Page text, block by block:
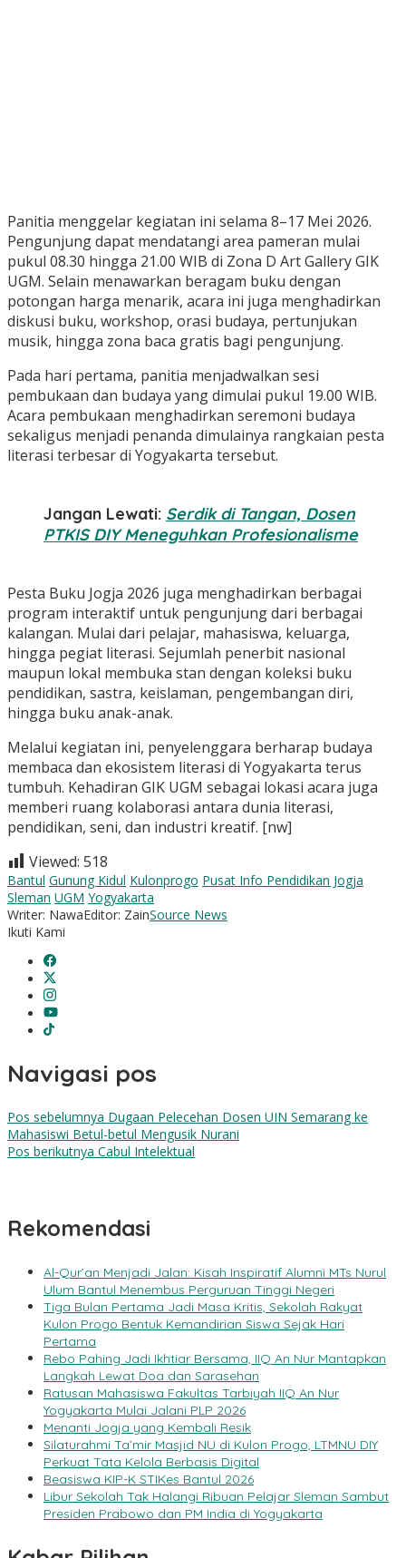
Panitia menggelar kegiatan ini selama 8–17 Mei 2026.
Pengunjung dapat mendatangi area pameran mulai
pukul 08.30 hingga 21.00 WIB di Zona D Art Gallery GIK
UGM. Selain menawarkan beragam buku dengan
potongan harga menarik, acara ini juga menghadirkan
diskusi buku, workshop, orasi budaya, pertunjukan
musik, hingga zona baca gratis bagi pengunjung.
Pada hari pertama, panitia menjadwalkan sesi
pembukaan dan budaya yang dimulai pukul 19.00 WIB.
Acara pembukaan menghadirkan seremoni budaya
sekaligus menjadi penanda dimulainya rangkaian pesta
literasi terbesar di Yogyakarta tersebut.
Jangan Lewati: Serdik di Tangan, Dosen
PTKIS DIY Meneguhkan Profesionalisme
Pesta Buku Jogja 2026 juga menghadirkan berbagai
program interaktif untuk pengunjung dari berbagai
kalangan. Mulai dari pelajar, mahasiswa, keluarga,
hingga pegiat literasi. Sejumlah penerbit nasional
maupun lokal membuka stan dengan koleksi buku
pendidikan, sastra, keislaman, pengembangan diri,
hingga buku anak-anak.
Melalui kegiatan ini, penyelenggara berharap budaya
membaca dan ekosistem literasi di Yogyakarta terus
tumbuh. Kehadiran GIK UGM sebagai lokasi acara juga
memberi ruang kolaborasi antara dunia literasi,
pendidikan, seni, dan industri kreatif. [nw]
Viewed: 518
Bantul Gunung Kidul Kulonprogo Pusat Info Pendidikan Jogja
Sleman UGM Yogyakarta
Writer: NawaEditor: ZainSource News
Ikuti Kami
Navigasi pos
Pos sebelumnya Dugaan Pelecehan Dosen UIN Semarang ke
Mahasiswi Betul-betul Mengusik Nurani
Pos berikutnya Cabul Intelektual
Rekomendasi
Al-Qur’an Menjadi Jalan: Kisah Inspiratif Alumni MTs Nurul
Ulum Bantul Menembus Perguruan Tinggi Negeri
Tiga Bulan Pertama Jadi Masa Kritis, Sekolah Rakyat
Kulon Progo Bentuk Kemandirian Siswa Sejak Hari
Pertama
Rebo Pahing Jadi Ikhtiar Bersama, IIQ An Nur Mantapkan
Langkah Lewat Doa dan Sarasehan
Ratusan Mahasiswa Fakultas Tarbiyah IIQ An Nur
Yogyakarta Mulai Jalani PLP 2026
Menanti Jogja yang Kembali Resik
Silaturahmi Ta’mir Masjid NU di Kulon Progo, LTMNU DIY
Perkuat Tata Kelola Berbasis Digital
Beasiswa KIP-K STIKes Bantul 2026
Libur Sekolah Tak Halangi Ribuan Pelajar Sleman Sambut
Presiden Prabowo dan PM India di Yogyakarta